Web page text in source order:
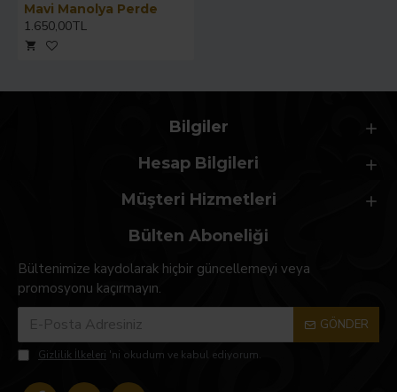
Mavi Manolya Perde
1.650,00TL
Bilgiler
Hesap Bilgileri
Müşteri Hizmetleri
Bülten Aboneliği
Bültenimize kaydolarak hiçbir güncellemeyi veya
promosyonu kaçırmayın.
GÖNDER
Gizlilik İlkeleri 'ni okudum ve kabul ediyorum.